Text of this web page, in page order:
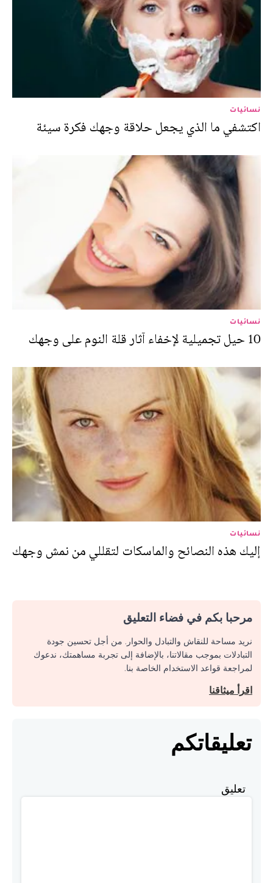
نسائيات
اكتشفي ما الذي يجعل حلاقة وجهك فكرة سيئة
نسائيات
10 حيل تجميلية لإخفاء آثار قلة النوم على وجهك
نسائيات
إليك هذه النصائح والماسكات لتقللي من نمش وجهك
مرحبا بكم في فضاء التعليق
نريد مساحة للنقاش والتبادل والحوار. من أجل تحسين جودة
التبادلات بموجب مقالاتنا، بالإضافة إلى تجربة مساهمتك، ندعوك
لمراجعة قواعد الاستخدام الخاصة بنا.
اقرأ ميثاقنا
تعليقاتكم
تعليق